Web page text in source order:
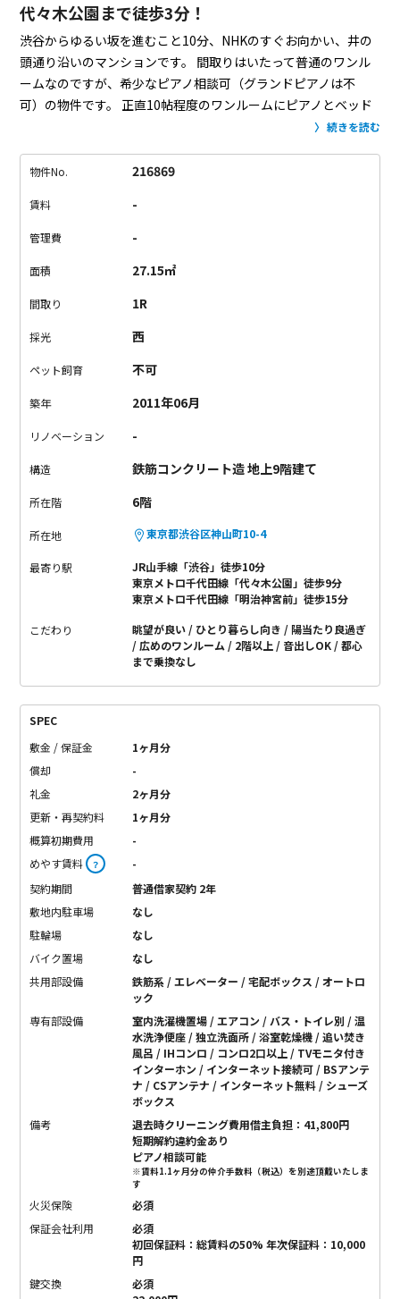
代々木公園まで徒歩3分！
渋谷からゆるい坂を進むこと10分、NHKのすぐお向かい、井の
頭通り沿いのマンションです。
間取りはいたって普通のワンル
ームなのですが、希少なピアノ相談可（グランドピアノは不
可）の物件です。
正直10帖程度のワンルームにピアノとベッド
を入れるとあまり余裕はありませんが、渋谷の街を見下ろしな
コニーからは、bunkamuraや東急など、渋谷の街が一望できま
気軽に始められそうです。
で、その分お部屋を広く使えます。
内にあります。
独立洗面台とトイレが向かい合っている形なの
で、気になる方は確認を。
よくばりライフ始めませんか。
続きを読む
物件No. 216869
賃料 -
管理費 -
面積 27.15㎡
間取り 1R
採光 西
ペット飼育 不可
築年 2011年06月
リノベーション -
構造 鉄筋コンクリート造 地上9階建て
所在階 6階
所在地 東京都渋谷区神山町10-4
最寄り駅
JR山手線「渋谷」徒歩10分
東京メトロ千代田線「代々木公園」徒歩9分
東京メトロ千代田線「明治神宮前」徒歩15分
こだわり 眺望が良い ひとり暮らし向き
陽当たり良過ぎ
広めのワンルーム
2階以上 音出しOK
都心
まで乗換なし
SPEC
敷金 / 保証金
1ヶ月分
償却
-
礼金
2ヶ月分
更新・再契約料
1ヶ月分
概算初期費用
-
めやす賃料 ？
-
契約期間
普通借家契約 2年
敷地内駐車場
なし
駐輪場
なし
バイク置場
なし
共用部設備
鉄筋系 / エレベーター / 宅配ボックス / オートロ
ック
専有部設備
室内洗濯機置場 / エアコン / バス・トイレ別 / 温
水洗浄便座 / 独立洗面所 / 浴室乾燥機 / 追い焚き
風呂 / IHコンロ / コンロ2口以上 / TVモニタ付き
インターホン / インターネット接続可 / BSアンテ
ナ / CSアンテナ / インターネット無料 / シューズ
ボックス
備考
退去時クリーニング費用借主負担：41,800円
短期解約違約金あり
ピアノ相談可能
※賃料1.1ヶ月分の仲介手数料（税込）を別途頂戴いたしま
す
火災保険
必須
保証会社利用
必須
初回保証料：総賃料の50% 年次保証料：10,000
円
鍵交換
必須